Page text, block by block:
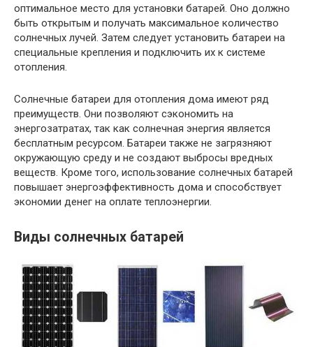
оптимальное место для установки батарей. Оно должно
быть открытым и получать максимальное количество
солнечных лучей. Затем следует установить батареи на
специальные крепления и подключить их к системе
отопления.
Солнечные батареи для отопления дома имеют ряд
преимуществ. Они позволяют сэкономить на
энергозатратах, так как солнечная энергия является
бесплатным ресурсом. Батареи также не загрязняют
окружающую среду и не создают выбросы вредных
веществ. Кроме того, использование солнечных батарей
повышает энергоэффективность дома и способствует
экономии денег на оплате теплоэнергии.
Виды солнечных батарей